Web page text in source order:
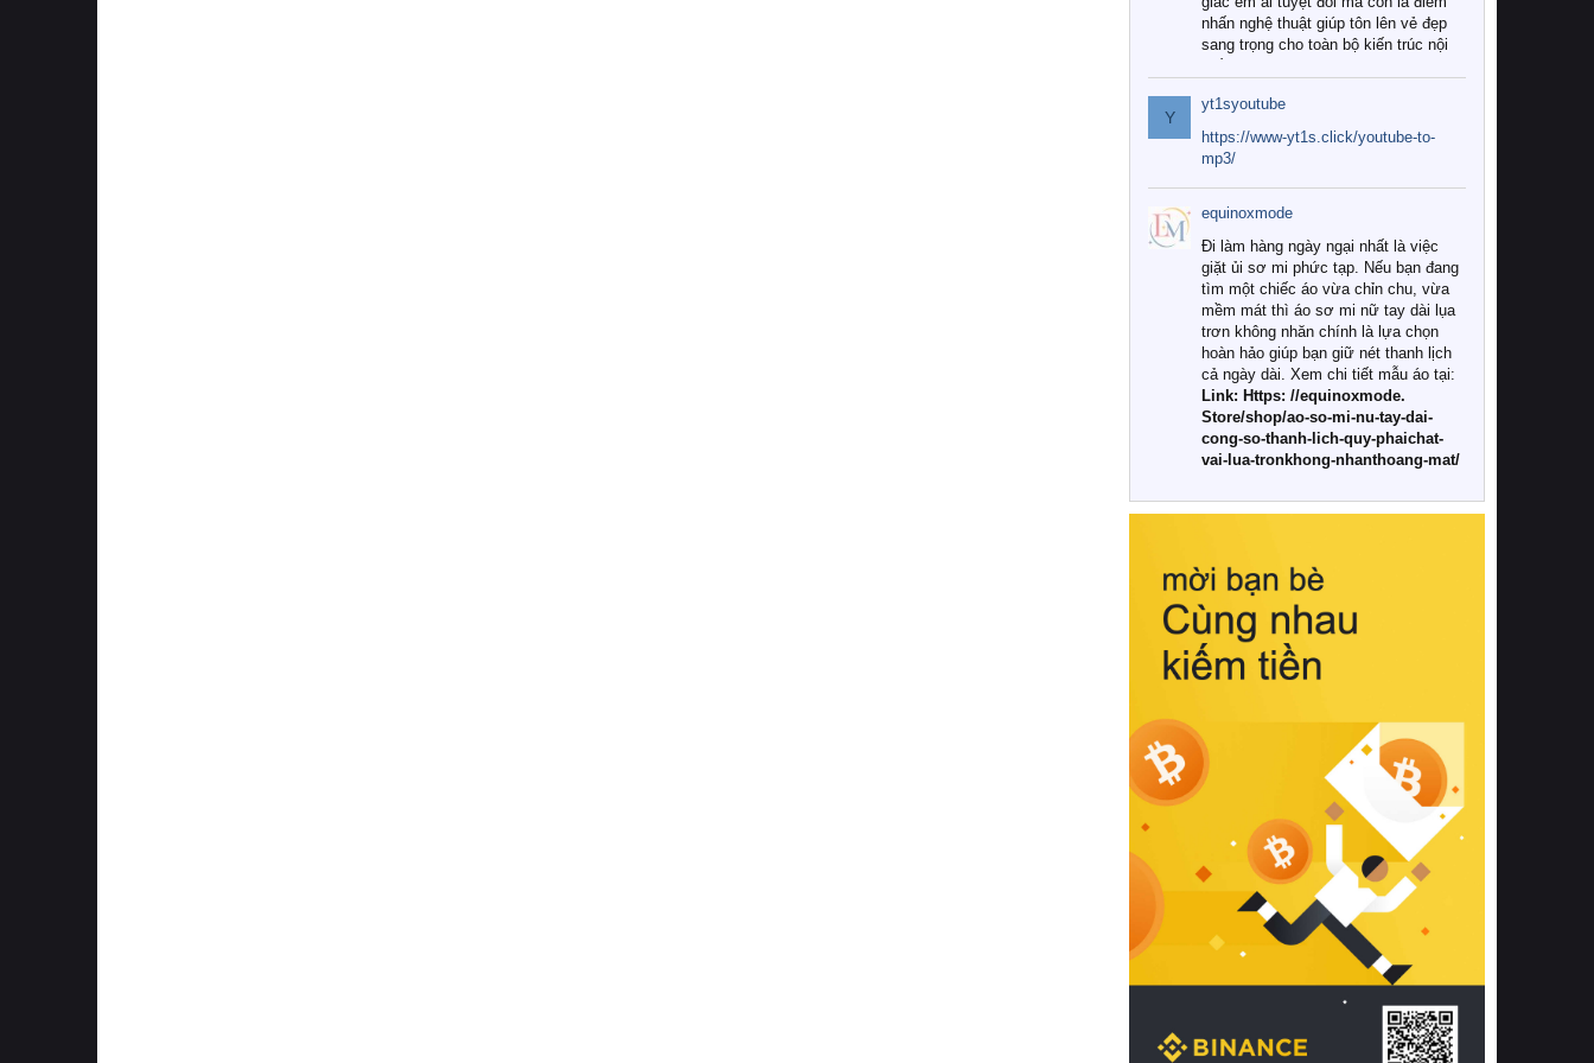
nhấn nghệ thuật giúp tôn lên vẻ đẹp
sang trọng cho toàn bộ kiến trúc nội
Tuy nhiên, giữa thị trường đa dạng
với vô vàn thương hiệu và mẫu mã
như hiện nay, làm thế nào để chọn
được những bộ chăn ga gối đệm cao
cấp thực sự chất lượng, phù hợp với
khí hậu và nhu cầu sử dụng của gia
đình? Hãy cùng chúng tôi đi tìm lời
giải đáp chi tiết qua bài viết dưới đây.
1. Tại sao các gia đình hiện đại lại ưa
chuộng chăn ga gối đệm cao cấp?
Khác với các dòng sản phẩm thông
thường, những bộ chăn ga gối đệm
cao cấp trải qua quy trình sản xuất
nghiêm ngặt từ khâu chọn lọc nguyên
liệu tự nhiên đến công nghệ dệt
nhuộm hiện đại không chứa hóa chất
này, bạn sẽ cảm nhận rõ rệt sự khác
hồi chuẩn xác của phần đệm nâng đỡ
cột sống.
Bên cạnh đó, việc lựa chọn các dòng
sản phẩm đạt chuẩn chất lượng quốc
tế còn giúp ngăn ngừa tình trạng kích
khuẩn và nấm mốc trong điều kiện
thời tiết nóng ẩm. Bạn có thể tìm hiểu
thêm các nghiên cứu khoa học về tác
động của giấc ngủ và môi trường
phòng ngủ đối với sức khỏe con
người tại Sleep Foundation (External
Link) để có cái nhìn toàn diện hơn.
2. Các tiêu chí vàng khi lựa chọn
chăn ga gối đệm cao cấp cho phòng
ngủ
Để sở hữu một bộ chăn ga gối đệm
cao cấp hoàn hảo cả về thẩm mỹ lẫn
công năng, người tiêu dùng cần cân
nhắc kỹ lưỡng các tiêu chí quan trọng
Y
yt1syoutube
https://www-yt1s.click/youtube-to-
mp3/
equinoxmode
Đi làm hàng ngày ngại nhất là việc
giặt ủi sơ mi phức tạp. Nếu bạn đang
tìm một chiếc áo vừa chỉn chu, vừa
mềm mát thì áo sơ mi nữ tay dài lụa
trơn không nhăn chính là lựa chọn
hoàn hảo giúp bạn giữ nét thanh lịch
cả ngày dài. Xem chi tiết mẫu áo tại:
Link: Https: //equinoxmode.
Store/shop/ao-so-mi-nu-tay-dai-
cong-so-thanh-lich-quy-phaichat-
vai-lua-tronkhong-nhanthoang-mat/